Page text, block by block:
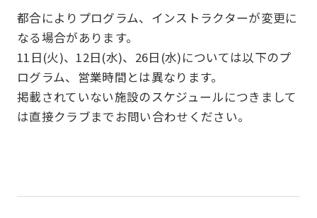
都合によりプログラム、インストラクターが変更に
なる場合があります。
11日(火)、12日(水)、26日(水)については以下のプ
ログラム、営業時間とは異なります。
掲載されていない施設のスケジュールにつきまして
は直接クラブまでお問い合わせください。